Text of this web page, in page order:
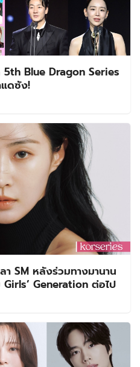
5th Blue Dragon Series
ดซัง!
า SM หลังร่วมทางมานาน
Generation ต่อไป